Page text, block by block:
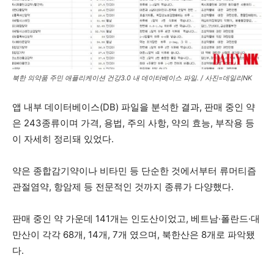
북한 의약품 주민 애플리케이션 건강3.0 내 데이터베이스 파일. / 사진=데일리NK
앱 내부 데이터베이스(DB) 파일을 분석한 결과, 판매 중인 약
은 243종류이며 가격, 용법, 주의 사항, 약의 효능, 부작용 등
이 자세히 정리돼 있었다.
약은 종합감기약이나 비타민 등 단순한 것에서부터 류머티즘
관절염약, 항암제 등 전문적인 것까지 종류가 다양했다.
판매 중인 약 가운데 141개는 인도산이었고, 베트남·폴란드·대
만산이 각각 68개, 14개, 7개 였으며, 북한산은 8개로 파악됐
다.